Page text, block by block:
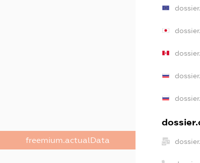
freemium.actualData